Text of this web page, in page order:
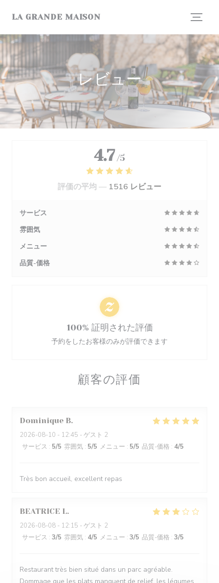
LA GRANDE MAISON
レビュー
顧客の評価
Dominique B
2026-08-10 - 12:45 - ゲスト 2
サービス : 5/5 雰囲気 : 5/5 メニュー : 5/5 品質-価格 : 4/5
Très bon accueil, excellent repas
BEATRICE L
2026-08-08 - 12:15 - ゲスト 2
サービス : 3/5 雰囲気 : 4/5 メニュー : 3/5 品質-価格 : 3/5
Restaurant très bien situé dans un parc agréable.
4.7 /5
評価の平均 — 1516 レビュー
サービス
雰囲気
メニュー
品質-価格
100% 証明された評価
予約をしたお客様のみが評価できます